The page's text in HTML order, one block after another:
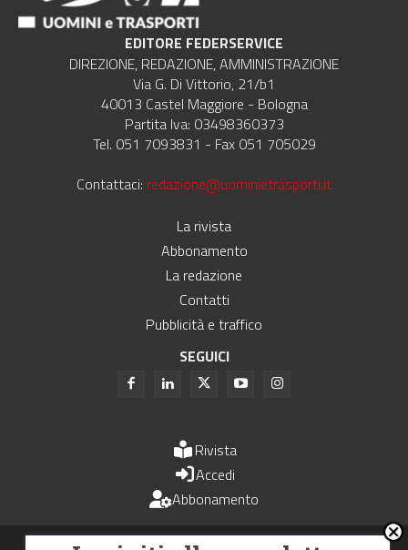
EDITORE FEDERSERVICE
DIREZIONE, REDAZIONE, AMMINISTRAZIONE
Via G. Di Vittorio, 21/b1
40013 Castel Maggiore - Bologna
Partita Iva: 03498360373
Tel. 051 7093831 - Fax 051 705029
Contattaci: redazione@uominietrasporti.it
La rivista
Abbonamento
La redazione
Contatti
Pubblicità e traffico
SEGUICI
Rivista
Accedi
Abbonamento
Uomini e Trasporti è un periodico associato all'Unione Stampa